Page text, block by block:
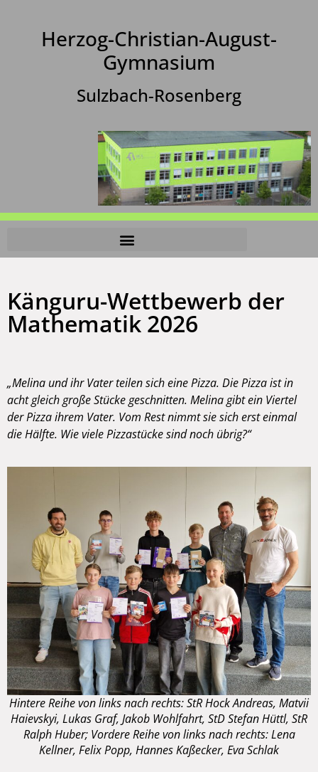
Herzog-Christian-August-
Gymnasium
Sulzbach-Rosenberg
Känguru-Wettbewerb der
Mathematik 2026
„Melina und ihr Vater teilen sich eine Pizza. Die Pizza ist in
acht gleich große Stücke geschnitten. Melina gibt ein Viertel
der Pizza ihrem Vater. Vom Rest nimmt sie sich erst einmal
die Hälfte. Wie viele Pizzastücke sind noch übrig?“
Hintere Reihe von links nach rechts: StR Hock Andreas, Matvii
Haievskyi, Lukas Graf, Jakob Wohlfahrt, StD Stefan Hüttl, StR
Ralph Huber; Vordere Reihe von links nach rechts: Lena
Kellner, Felix Popp, Hannes Kaßecker, Eva Schlak